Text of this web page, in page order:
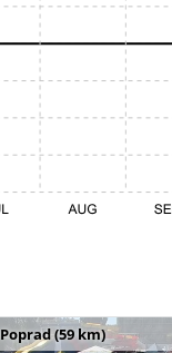
Poprad (59 km)